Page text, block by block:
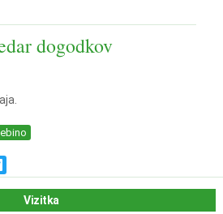
dogodkov
Vizitka